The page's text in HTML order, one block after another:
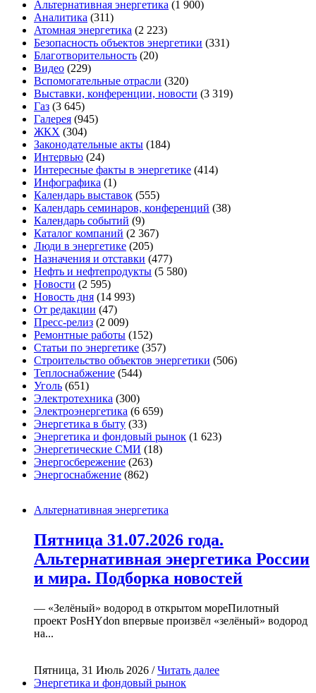
Альтернативная энергетика (1 900)
Аналитика (311)
Атомная энергетика (2 223)
Безопасность объектов энергетики (331)
Благотворительность (20)
Видео (229)
Вспомогательные отрасли (320)
Выставки, конференции, новости (3 319)
Газ (3 645)
Галерея (945)
ЖКХ (304)
Законодательные акты (184)
Интервью (24)
Интересные факты в энергетике (414)
Инфографика (1)
Календарь выставок (555)
Календарь семинаров, конференций (38)
Календарь событий (9)
Каталог компаний (2 367)
Люди в энергетике (205)
Назначения и отставки (477)
Нефть и нефтепродукты (5 580)
Новости (2 595)
Новость дня (14 993)
От редакции (47)
Пресс-релиз (2 009)
Ремонтные работы (152)
Статьи по энергетике (357)
Строительство объектов энергетики (506)
Теплоснабжение (544)
Уголь (651)
Электротехника (300)
Электроэнергетика (6 659)
Энергетика в быту (33)
Энергетика и фондовый рынок (1 623)
Энергетические СМИ (18)
Энергосбережение (263)
Энергоснабжение (862)
Альтернативная энергетика
Пятница 31.07.2026 года.
Альтернативная энергетика России
и мира. Подборка новостей
— «Зелёный» водород в открытом мореПилотный
проект PosHYdon впервые произвёл «зелёный» водород
на...
Пятница, 31 Июль 2026 /Читать далее
Энергетика и фондовый рынок